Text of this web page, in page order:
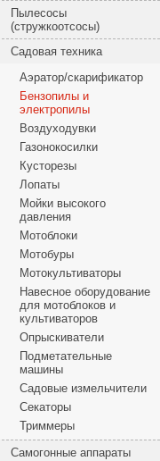
Пылесосы
(стружкоотсосы)
Садовая техника
Аэратор/скарификатор
Бензопилы и
электропилы
Воздуходувки
Газонокосилки
Кусторезы
Лопаты
Мойки высокого
давления
Мотоблоки
Мотобуры
Мотокультиваторы
Навесное оборудование
для мотоблоков и
культиваторов
Опрыскиватели
Подметательные
машины
Садовые измельчители
Секаторы
Триммеры
Самогонные аппараты